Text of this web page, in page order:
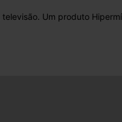
Um produto